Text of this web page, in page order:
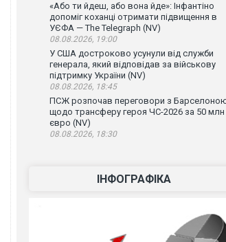
«Або ти йдеш, або вона йде»: Інфантіно
допоміг коханці отримати підвищення в
УЄФА — The Telegraph (NV)
08.08.2026, 19:00
У США достроково усунули від служби
генерала, який відповідав за військову
підтримку України (NV)
08.08.2026, 18:45
ПСЖ розпочав переговори з
щодо трансферу героя ЧС-2026 за 50 млн
євро (NV)
08.08.2026, 18:30
ІНФОГРАФІКА